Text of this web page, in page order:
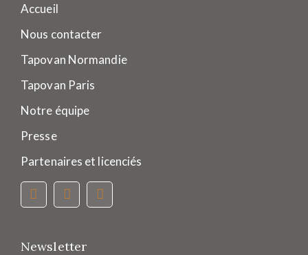
Accueil
Nous contacter
Tapovan Normandie
Tapovan Paris
Notre équipe
Presse
Partenaires et licenciés
Newsletter